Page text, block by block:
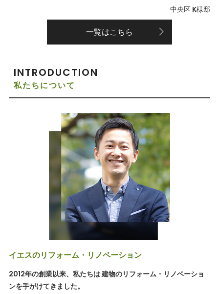
中央区 K様邸
一覧はこちら
INTRODUCTION
私たちについて
イエスのリフォーム・リノベーション
2012年の創業以来、私たちは 建物のリフォーム・リノベーショ
ンを手がけてきました。